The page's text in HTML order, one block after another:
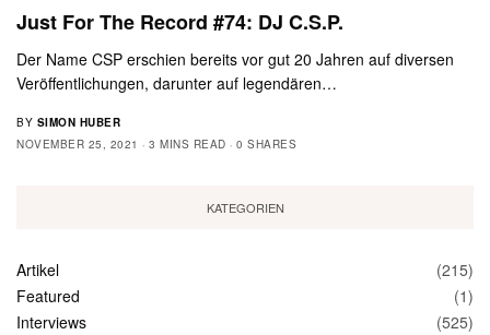
Just For The Record #74: DJ C.S.P.
Der Name CSP erschien bereits vor gut 20 Jahren auf diversen
Veröffentlichungen, darunter auf legendären…
BY SIMON HUBER
NOVEMBER 25, 2021
3 MINS READ 0 SHARES
KATEGORIEN
Artikel
(215)
Featured
(1)
Interviews
(525)